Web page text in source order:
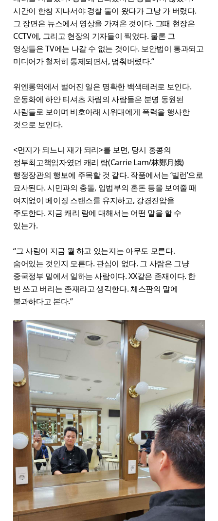
시간이 한참 지나서야 경찰 둘이 왔다가 그냥 가 버렸다.
그 장면은 뉴스에서 영상을 가져온 것이다. 그때 현장은
CCTV에, 그리고 현장의 기자들이 찍었다. 물론 그
영상들은 TV에는 나갈 수 없는 것이다. 보안법이 통과되고
미디어가 철저히 통제되면서, 멈춰버렸다.“
위엔롱역에서 벌어진 일은 명확한 백색테러로 보인다.
운동화에 하얀 티셔츠 차림의 사람들은 분명 동원된
사람들로 보이며 비호아래 시위대에게 폭력을 행사한
것으로 보인다.
<먼지가 되느니 재가 되리>를 보면, 당시 홍콩의
정부최고책임자였던 캐리 람(Carrie Lam/林鄭月娥)
행정장관의 행보에 주목할 것 같다. 작품에서는 ‘빌런’으로
묘사된다. 시민과의 충돌, 입법부의 혼돈 등을 보여줄 때
여지없이 베이징 스탠스를 유지하고, 강경진압을
주도한다. 지금 캐리 람에 대해서는 어떤 말을 할 수
있는가.
“그 사람이 지금 뭘 하고 있는지는 아무도 모른다.
숨어있는 것인지 모른다. 관심이 없다. 그 사람은 그냥
중국정부 밑에서 일하는 사람이다. XX같은 존재이다. 한
번 쓰고 버리는 존재라고 생각한다. 체스판의 말에
불과하다고 본다.”